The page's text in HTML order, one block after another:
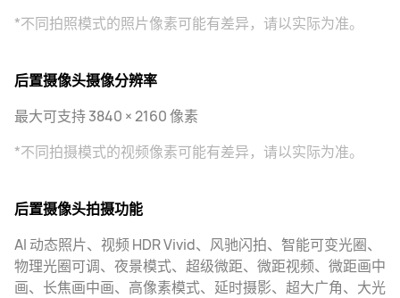
*不同拍照模式的照片像素可能有差异，请以实际为准。
后置摄像头摄像分辨率
最大可支持 3840 × 2160 像素
*不同拍摄模式的视频像素可能有差异，请以实际为准。
后置摄像头拍摄功能
AI 动态照片、视频 HDR Vivid、风驰闪拍、智能可变光圈、
物理光圈可调、夜景模式、超级微距、微距视频、微距画中
画、长焦画中画、高像素模式、延时摄影、超大广角、大光